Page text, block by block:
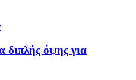
διπλής όψης για